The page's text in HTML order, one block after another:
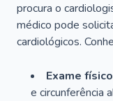
procura o
médico pode
cardiológicos.
Exame
e circunferência